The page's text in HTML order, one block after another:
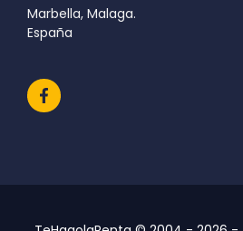
Marbella, Malaga.
España